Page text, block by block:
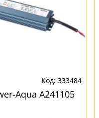
333484
Aqua A241105